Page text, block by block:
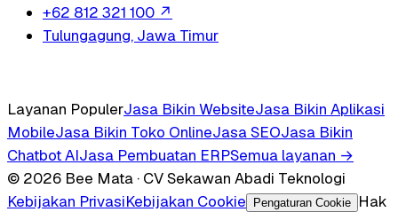
+62 812 321 100 ↗
Tulungagung, Jawa Timur
Layanan PopulerJasa Bikin WebsiteJasa Bikin Aplikasi
MobileJasa Bikin Toko OnlineJasa SEOJasa Bikin
Chatbot AIJasa Pembuatan ERPSemua layanan →
© 2026 Bee Mata · CV Sekawan Abadi Teknologi
Kebijakan PrivasiKebijakan Cookie Pengaturan Cookie
Hak